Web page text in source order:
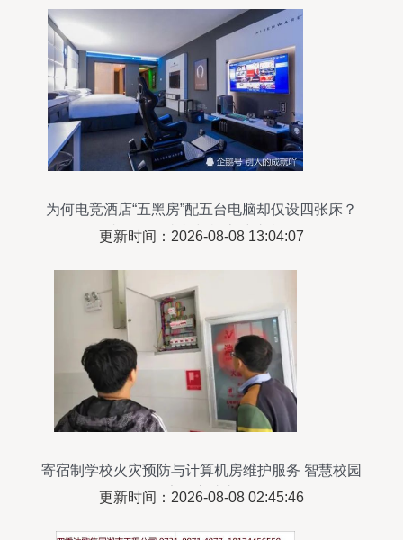
为何电竞酒店“五黑房”配五台电脑却仅设四张床？
老板揭露真相与机房维护启示
更新时间：2026-08-08 13:04:07
寄宿制学校火灾预防与计算机房维护服务 智慧校园
的安全守护之道
更新时间：2026-08-08 02:45:46